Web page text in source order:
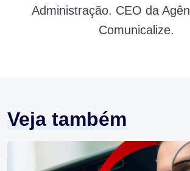
Administração. CEO da
Comunicalize.
Veja também